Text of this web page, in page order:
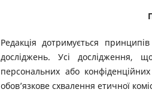
Редакція дотримується
досліджень. Усі дослідження,
персональних або
обов’язкове схвалення етичної